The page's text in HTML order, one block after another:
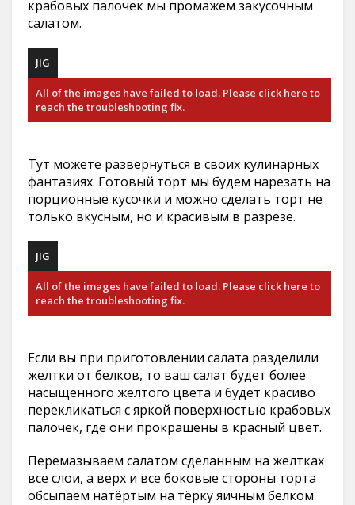
крабовых палочек мы промажем закусочным
салатом.
JIG
All of the images have failed to load. Please click here to
reach the troubleshooting fix.
Тут можете развернуться в своих кулинарных
фантазиях. Готовый торт мы будем нарезать на
порционные кусочки и можно сделать торт не
только вкусным, но и красивым в разрезе.
JIG
All of the images have failed to load. Please click here to
reach the troubleshooting fix.
Если вы при приготовлении салата разделили
желтки от белков, то ваш салат будет более
насыщенного жёлтого цвета и будет красиво
перекликаться с яркой поверхностью крабовых
палочек, где они прокрашены в красный цвет.
Перемазываем салатом сделанным на желтках
все слои, а верх и все боковые стороны торта
обсыпаем натёртым на тёрку яичным белком.